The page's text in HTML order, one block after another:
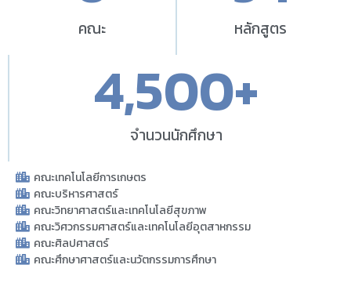
คณะ หลักสูตร
4,500+
จำนวนนักศึกษา
คณะเทคโนโลยีการเกษตร
คณะบริหารศาสตร์
คณะวิทยาศาสตร์และเทคโนโลยีสุขภาพ
คณะวิศวกรรมศาสตร์และเทคโนโลยีอุตสาหกรรม
คณะศิลปศาสตร์
คณะศึกษาศาสตร์และนวัตกรรมการศึกษา